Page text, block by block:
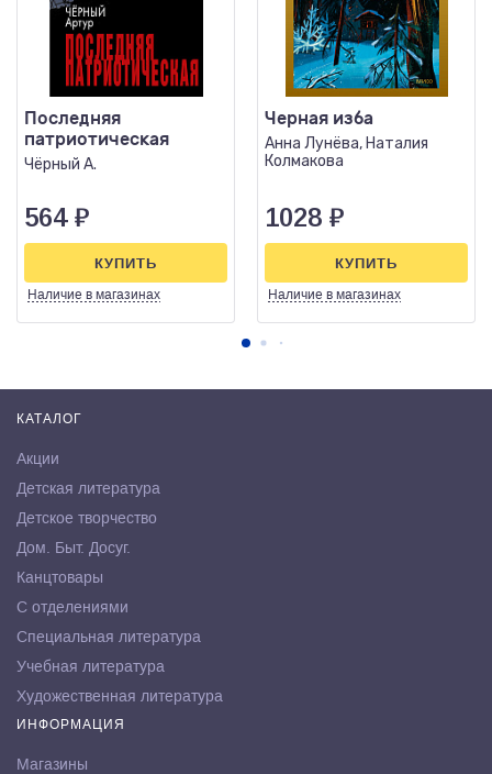
Последняя
патриотическая
Чёрный А.
564 ₽
Наличие в магазинах
КУПИТЬ
Черная изба
Анна Лунёва, Наталия
Колмакова
1028 ₽
Наличие в магазинах
КУПИТЬ
КАТАЛОГ
Акции
Детская литература
Детское творчество
Дом. Быт. Досуг.
Канцтовары
С отделениями
Специальная литература
Учебная литература
Художественная литература
ИНФОРМАЦИЯ
Магазины